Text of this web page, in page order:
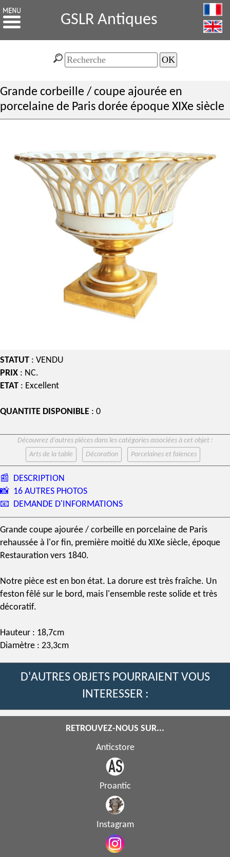
GSLR Antiques
Grande corbeille / coupe ajourée en
porcelaine de Paris dorée époque XIXe siècle
STATUT : VENDU
PRIX : NC.
ETAT : Excellent
QUANTITE DISPONIBLE : 0
Découvrez d’autres pièces dans les catégories associées à cet objet :
Arts de la table
Décoration Porcelaines et faïences
📰 DESCRIPTION
📸 16 AUTRES PHOTOS
📧 DEMANDE D'INFORMATIONS
Grande coupe ajourée / corbeille en porcelaine de Paris
rehaussée à l'or fin, première moitié du XIXe siècle, époque
Restauration vers 1840.
Notre pièce est en bon état. La dorure est très fraîche. Un
feston fêlé sur le bord, mais l'ensemble reste solide et très
décoratif.
Hauteur : 18,7cm
Diamètre : 23,3cm
D'AUTRES OBJETS POURRAIENT VOUS
INTERESSER :
RETROUVEZ-NOUS SUR...
Anticstore
Proantic
Instagram